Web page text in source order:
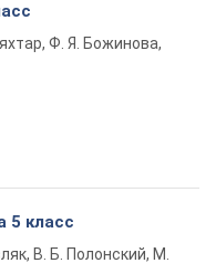
Ф. Я. Божинова,
5 класс
В. Б. Полонский, М.